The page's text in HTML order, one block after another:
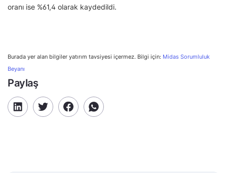
oranı ise %61,4 olarak kaydedildi.
Burada yer alan bilgiler yatırım tavsiyesi içermez. Bilgi için: Midas Sorumluluk
Beyanı
Paylaş